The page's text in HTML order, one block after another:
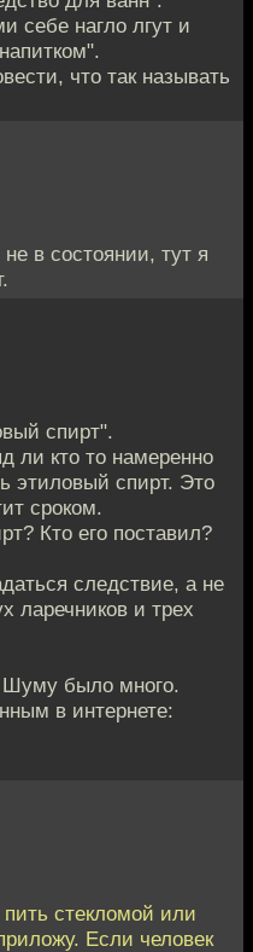
себе нагло лгут и
что так называть
в состоянии, тут я
спирт".
ли кто то намеренно
этиловый спирт. Это
сроком.
Кто его поставил?
следствие, а не
ларечников и трех
Шуму было много.
в интернете:
стекломой или
Если человек